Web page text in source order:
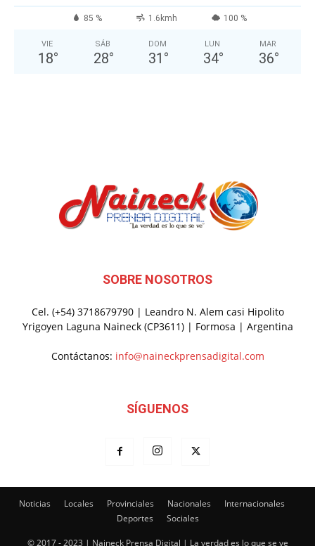
85 % 1.6kmh 100 %
VIE
18°
SÁB
28°
DOM
31 °
LUN
34°
MAR
36°
SOBRE NOSOTROS
Cel. (+54) 3718679790 | Leandro N. Alem casi Hipolito
Yrigoyen Laguna Naineck (CP3611) | Formosa | Argentina
Contáctanos: info@naineckprensadigital.com
SÍGUENOS
Noticias Locales Provinciales Nacionales
Internacionales
Deportes
Sociales
© 2017 - 2023 | Naineck Prensa Digital | La verdad es lo que se ve